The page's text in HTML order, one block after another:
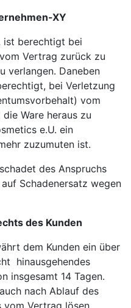
XY
ist berechtigt bei
Vertrag zurück zu
verlangen. Daneben
bei Verletzung
vom
Ware heraus zu
e.U. ein
zuzumuten ist.
des Anspruchs
Schadenersatz wegen
des Kunden
dem Kunden ein über
hinausgehendes
insgesamt 14 Tagen.
nach Ablauf des
Vertrag lösen,